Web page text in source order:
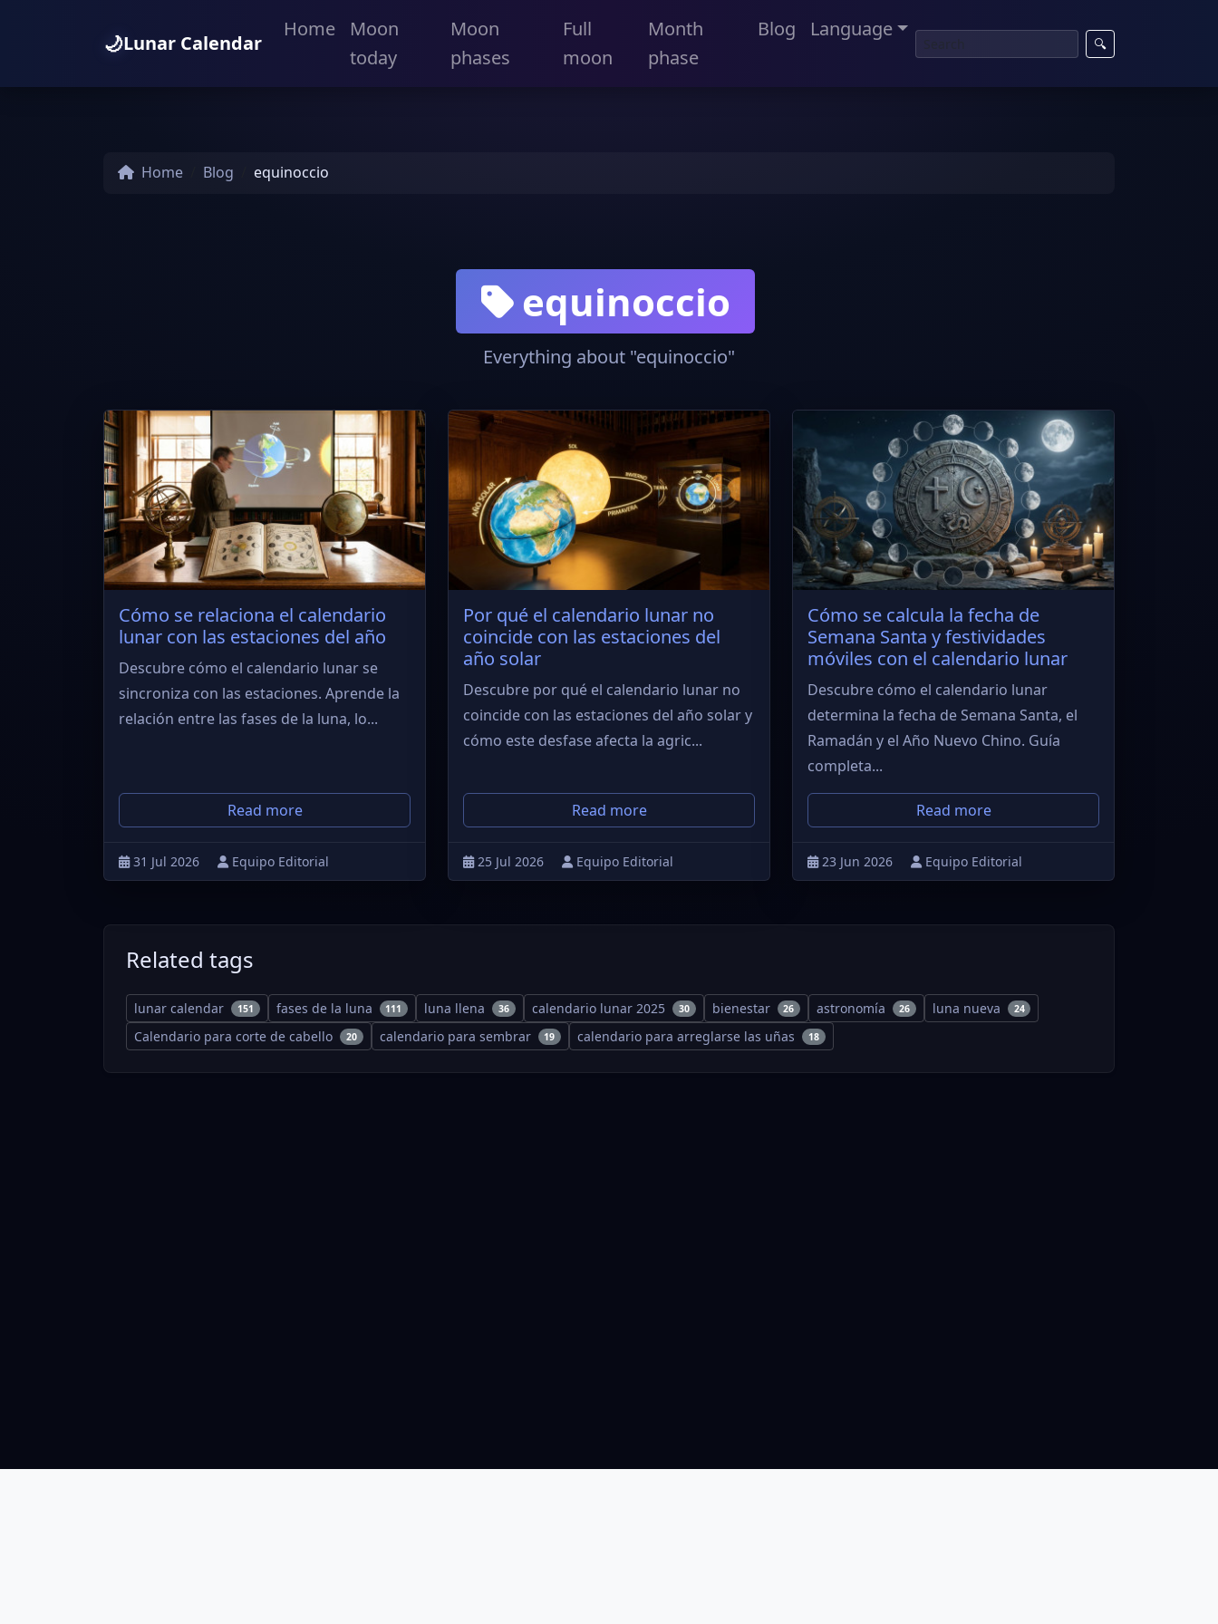
🌙Lunar Calendar
Home
Moon
today
Moon
phases
Full
moon
Month
phase
Blog Language
🔍
Home Blog equinoccio
equinoccio
Everything about "equinoccio"
Cómo se relaciona el calendario
lunar con las estaciones del año
Descubre cómo el calendario lunar se
sincroniza con las estaciones. Aprende la
relación entre las fases de la luna, lo...
Read more
31 Jul 2026 Equipo Editorial
Por qué el calendario lunar no
coincide con las estaciones del
año solar
Descubre por qué el calendario lunar no
coincide con las estaciones del año solar y
cómo este desfase afecta la agric...
Read more
25 Jul 2026 Equipo Editorial
Cómo se calcula la fecha de
Semana Santa y festividades
móviles con el calendario lunar
Descubre cómo el calendario lunar
determina la fecha de Semana Santa, el
Ramadán y el Año Nuevo Chino. Guía
completa...
Read more
23 Jun 2026 Equipo Editorial
Related tags
lunar calendar 151 fases de la luna 111 luna llena 36 calendario lunar 2025 30 bienestar 26 astronomía 26 luna nueva 24
Calendario para corte de cabello 20 calendario para sembrar 19 calendario para arreglarse las uñas 18